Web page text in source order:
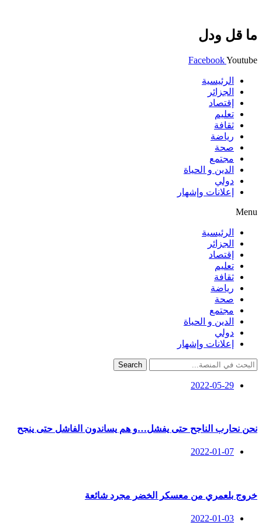
ما قل ودل
FacebookYoutube
الرئيسية
الجزائر
إقتصاد
تعليم
ثقافة
رياضة
صحة
مجتمع
الدين و الحياة
دولي
إعلانات وإشهار
Menu
الرئيسية
الجزائر
إقتصاد
تعليم
ثقافة
رياضة
صحة
مجتمع
الدين و الحياة
دولي
إعلانات وإشهار
Search
2022-05-29
نحن نحارب الناجح حتى يفشل…و هم يساندون الفاشل حتى ينجح
2022-01-07
خروج بلعمري من معسكر الخضر مجرد شائعة
2022-01-03